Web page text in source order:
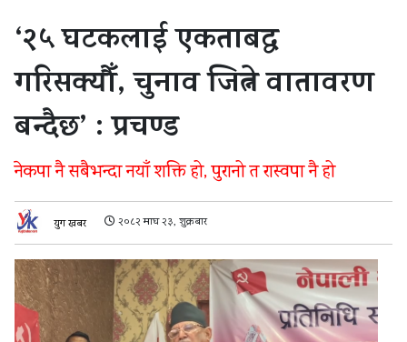
‘२५ घटकलाई एकताबद्ध
गरिसक्यौँ, चुनाव जित्ने वातावरण
बन्दैछ’ : प्रचण्ड
नेकपा नै सबैभन्दा नयाँ शक्ति हो, पुरानो त रास्वपा नै हो
युग खबर २०८२ माघ २३, शुक्रबार